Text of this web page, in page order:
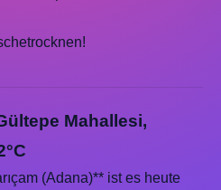
Mahallesi,
(Adana)** ist es heute